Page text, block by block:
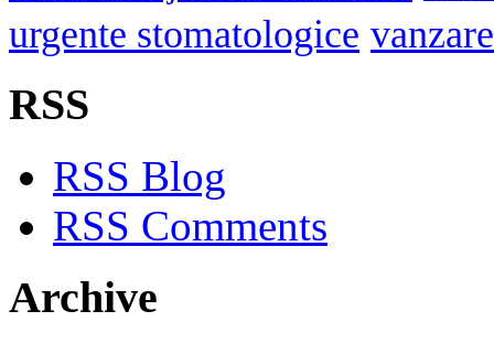
urgente stomatologice
RSS
RSS Blog
RSS Comments
Archive